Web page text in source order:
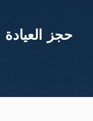
حجز العيادة